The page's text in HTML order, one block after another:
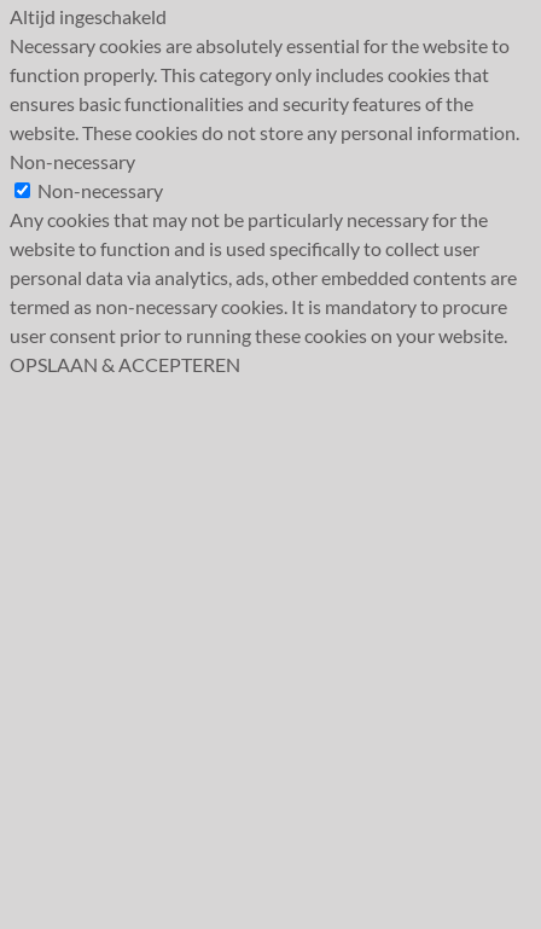
Altijd ingeschakeld
Necessary cookies are absolutely essential for the website to
function properly. This category only includes cookies that
ensures basic functionalities and security features of the
website. These cookies do not store any personal information.
Non-necessary
Non-necessary
Any cookies that may not be particularly necessary for the
website to function and is used specifically to collect user
personal data via analytics, ads, other embedded contents are
termed as non-necessary cookies. It is mandatory to procure
user consent prior to running these cookies on your website.
OPSLAAN & ACCEPTEREN